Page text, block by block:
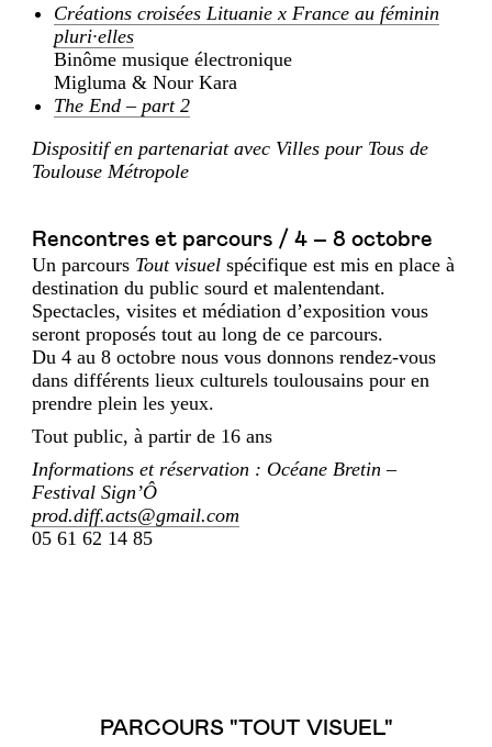
Créations croisées Lituanie x France au féminin
pluri·elles
Binôme musique électronique
Migluma & Nour Kara
The End – part 2
Dispositif en partenariat avec Villes pour Tous de
Toulouse Métropole
Rencontres et parcours / 4 – 8 octobre
Un parcours Tout visuel spécifique est mis en place à
destination du public sourd et malentendant.
Spectacles, visites et médiation d’exposition vous
seront proposés tout au long de ce parcours.
Du 4 au 8 octobre nous vous donnons rendez-vous
dans différents lieux culturels toulousains pour en
prendre plein les yeux.
Tout public, à partir de 16 ans
Informations et réservation : Océane Bretin –
Festival Sign’Ô
prod.diff.acts@gmail.com
05 61 62 14 85
PARCOURS "TOUT VISUEL"